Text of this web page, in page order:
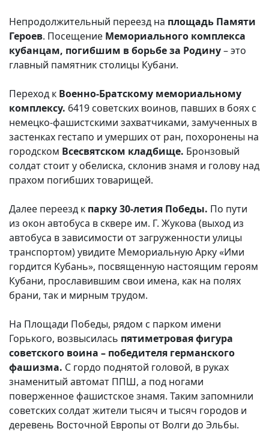
Непродолжительный переезд на площадь Памяти
Героев. Посещение Мемориального комплекса
кубанцам, погибшим в борьбе за Родину– это
главный памятник столицы Кубани.
Переход к Военно-Братскому мемориальному
комплексу. 6419 советских воинов, павших в боях с
немецко-фашистскими захватчиками, замученных в
застенках гестапо и умерших от ран, похоронены на
городском Всесвятском кладбище. Бронзовый
солдат стоит у обелиска, склонив знамя и голову над
прахом погибших товарищей.
Далее переезд к парку 30-летия Победы. По пути
из окон автобуса в сквере им. Г. Жукова (выход из
автобуса в зависимости от загруженности улицы
транспортом) увидите Мемориальную Арку «Ими
гордится Кубань», посвященную настоящим героям
Кубани, прославившим свои имена, как на полях
брани, так и мирным трудом.
На Площади Победы, рядом с парком имени
Горького, возвысилась пятиметровая фигура
советского воина – победителя германского
фашизма. С гордо поднятой головой, в руках
знаменитый автомат ППШ, а под ногами
поверженное фашистское знамя. Таким запомнили
советских солдат жители тысяч и тысяч городов и
деревень Восточной Европы от Волги до Эльбы.